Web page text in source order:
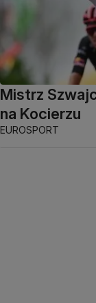
Mistrz
na Kocierzu
EUROSPORT